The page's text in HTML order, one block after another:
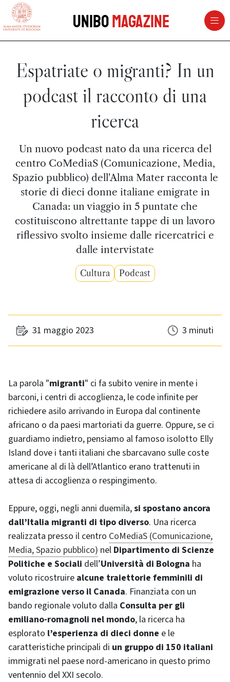
vai al contenuto della pagina
UniboMagazine
Espatriate o migranti? In un
podcast il racconto di una
ricerca
Un nuovo podcast nato da una ricerca del
centro CoMediaS (Comunicazione, Media,
Spazio pubblico) dell'Alma Mater racconta le
storie di dieci donne italiane emigrate in
Canada: un viaggio in 5 puntate che
costituiscono altrettante tappe di un lavoro
riflessivo svolto insieme dalle ricercatrici e
dalle intervistate
Cultura Podcast
31 maggio 2023 3 minuti
La parola "migranti" ci fa subito venire in mente i
barconi, i centri di accoglienza, le code infinite per
richiedere asilo arrivando in Europa dal continente
africano o da paesi martoriati da guerre. Oppure, se ci
guardiamo indietro, pensiamo al famoso isolotto Elly
Island dove i tanti italiani che sbarcavano sulle coste
americane al di là dell’Atlantico erano trattenuti in
attesa di accoglienza o respingimento.
Eppure, oggi, negli anni duemila,si spostano ancora
dall’Italia migranti di tipo diverso. Una ricerca
realizzata presso il centro CoMediaS (Comunicazione,
Media, Spazio pubblico) nel Dipartimento di Scienze
Politiche e Sociali dell’Università di Bologna ha
voluto ricostruire alcune traiettorie femminili di
emigrazione verso il Canada. Finanziata con un
bando regionale voluto dalla Consulta per gli
emiliano-romagnoli nel mondo, la ricerca ha
esplorato l’esperienza di dieci donne e le
caratteristiche principali di un gruppo di 150 italiani
immigrati nel paese nord-americano in questo primo
ventennio del XXI secolo.